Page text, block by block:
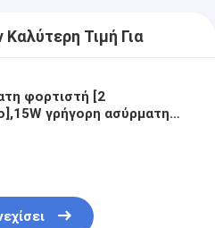
Τιμή Για
φορτιστή [2
γρήγορη ασύρματη